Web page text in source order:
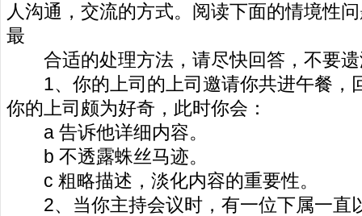
人沟通，交流的方式。阅读下面的情境性
最
合适的处理方法，请尽快回答，不要遗
1、你的上司的上司邀请你共进午餐，
你的上司颇为好奇，此时你会：
a 告诉他详细内容。
b 不透露蛛丝马迹。
c 粗略描述，淡化内容的重要性。
2、当你主持会议时，有一位下属一直